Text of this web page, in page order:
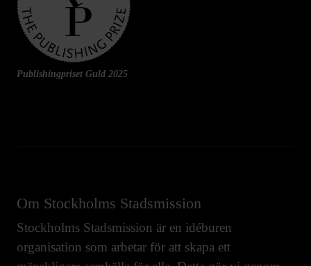
Publishingpriset Guld 2025
Om Stockholms Stadsmission
Stockholms Stadsmission är en idéburen
organisation som arbetar för att skapa ett